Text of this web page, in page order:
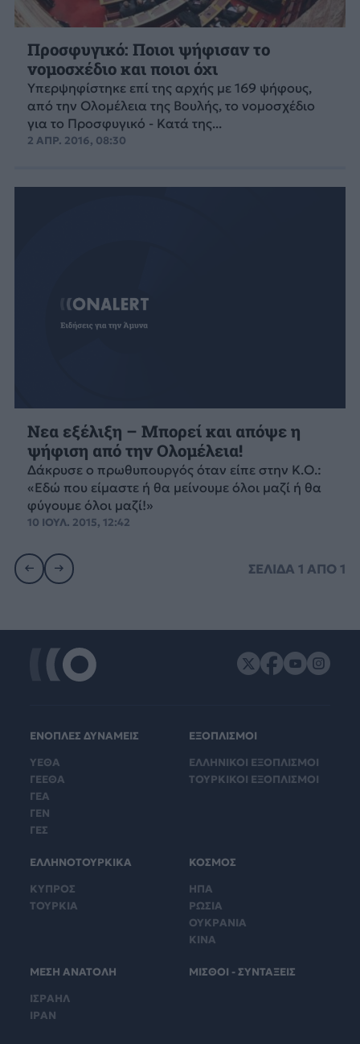
Προσφυγικό: Ποιοι ψήφισαν το
νομοσχέδιο και ποιοι όχι
Υπερψηφίστηκε επί της αρχής με 169 ψήφους,
από την Ολομέλεια της Βουλής, το νομοσχέδιο
για το Προσφυγικό - Κατά της...
2 ΑΠΡ. 2016, 08:30
Νεα εξέλιξη – Μπορεί και απόψε η
ψήφιση από την Ολομέλεια!
Δάκρυσε ο πρωθυπουργός όταν είπε στην Κ.Ο.:
«Εδώ που είμαστε ή θα μείνουμε όλοι μαζί ή θα
φύγουμε όλοι μαζί!»
10 ΙΟΥΛ. 2015, 12:42
ΣΕΛΙΔΑ1 ΑΠΟ1
ΕΝΟΠΛΕΣ ΔΥΝΑΜΕΙΣ
ΥΕΘΑ
ΓΕΕΘΑ
ΓΕΑ
ΓΕΝ
ΓΕΣ
ΕΞΟΠΛΙΣΜΟΙ
ΕΛΛΗΝΙΚΟΙ ΕΞΟΠΛΙΣΜΟΙ
ΤΟΥΡΚΙΚΟΙ ΕΞΟΠΛΙΣΜΟΙ
ΕΛΛΗΝΟΤΟΥΡΚΙΚΑ
ΚΥΠΡΟΣ
ΤΟΥΡΚΙΑ
ΚΟΣΜΟΣ
ΗΠΑ
ΡΩΣΙΑ
ΟΥΚΡΑΝΙΑ
ΚΙΝΑ
ΜΕΣΗ ΑΝΑΤΟΛΗ
ΙΣΡΑΗΛ
ΙΡΑΝ
ΜΙΣΘΟΙ - ΣΥΝΤΑΞΕΙΣ